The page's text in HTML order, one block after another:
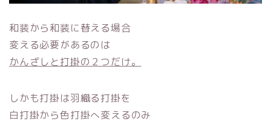
和装から和装に替える場合
変える必要があるのは
かんざしと打掛の２つだけ。
しかも打掛は羽織る打掛を
白打掛から色打掛へ変えるのみ